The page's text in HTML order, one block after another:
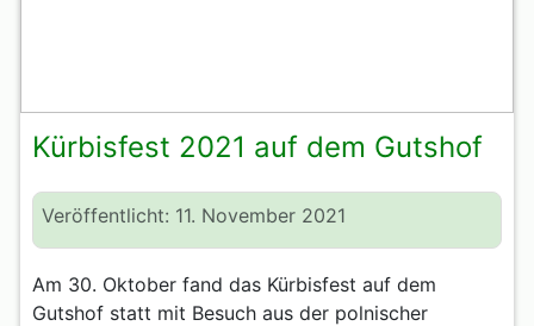
Kürbisfest 2021 auf dem Gutshof
Veröffentlicht: 11. November 2021
Am 30. Oktober fand das Kürbisfest auf dem
Gutshof statt mit Besuch aus der polnischer